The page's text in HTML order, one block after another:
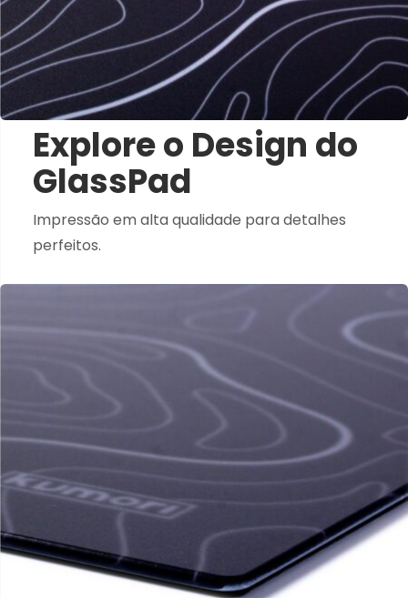
Explore o Design do
GlassPad
Impressão em alta qualidade para detalhes
perfeitos.